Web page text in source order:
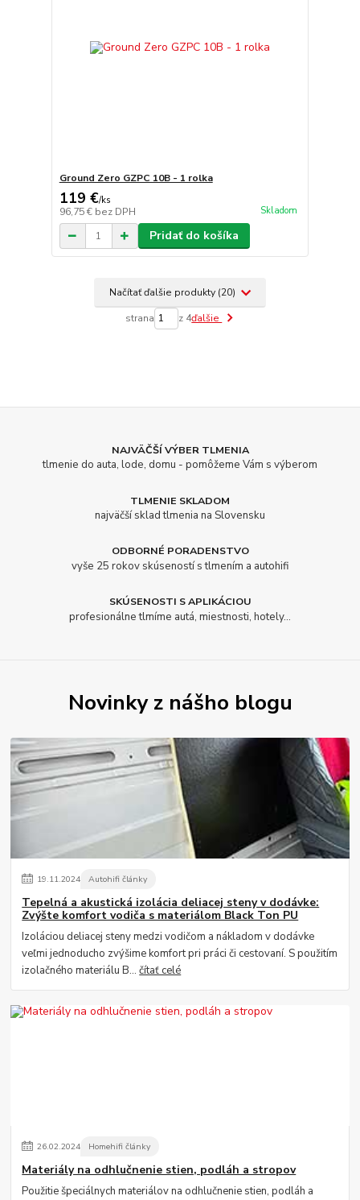
Ground Zero GZPC 10B - 1 rolka
119 €/ks
96,75 € bez DPH Skladom
Pridať do košíka
Načítať ďalšie produkty (20)
strana z 4ďalšie
NAJVÄČŠÍ VÝBER TLMENIA
tlmenie do auta, lode, domu - pomôžeme Vám s výberom
TLMENIE SKLADOM
najväčší sklad tlmenia na Slovensku
ODBORNÉ PORADENSTVO
vyše 25 rokov skúseností s tlmením a autohifi
SKÚSENOSTI S APLIKÁCIOU
profesionálne tlmíme autá, miestnosti, hotely...
Novinky z nášho blogu
19.11.2024 Autohifi články
Tepelná a akustická izolácia deliacej steny v dodávke:
Zvýšte komfort vodiča s materiálom Black Ton PU
Izoláciou deliacej steny medzi vodičom a nákladom v dodávke
veľmi jednoducho zvýšime komfort pri práci či cestovaní. S použitím
izolačného materiálu B...čítať celé
26.02.2024 Homehifi články
Materiály na odhlučnenie stien, podláh a stropov
Použitie špeciálnych materiálov na odhlučnenie stien, podláh a